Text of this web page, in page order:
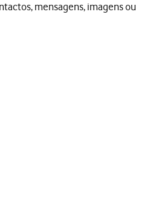
mensagens, imagens ou